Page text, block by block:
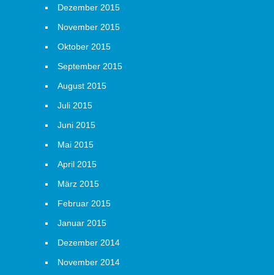
Dezember 2015
November 2015
Oktober 2015
September 2015
August 2015
Juli 2015
Juni 2015
Mai 2015
April 2015
März 2015
Februar 2015
Januar 2015
Dezember 2014
November 2014